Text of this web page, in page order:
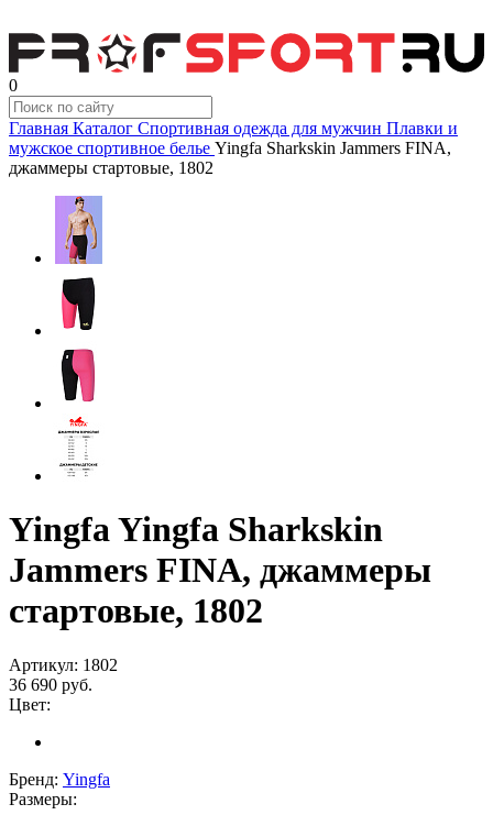
0
Главная Каталог Спортивная одежда для мужчин Плавки и
мужское спортивное белье Yingfa Sharkskin Jammers FINA,
джаммеры стартовые, 1802
Yingfa Yingfa Sharkskin
Jammers FINA, джаммеры
стартовые, 1802
Артикул: 1802
36 690 руб.
Цвет:
Бренд: Yingfa
Размеры: